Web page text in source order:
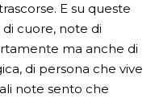
E su queste
cuore, note di
ma anche di
di persona che vive
note sento che